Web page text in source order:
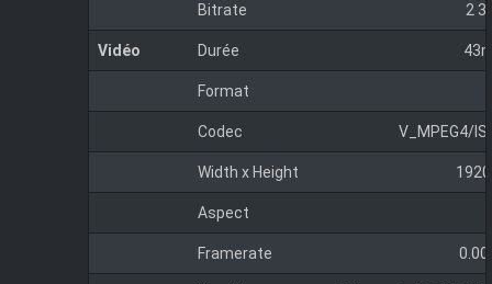
Bitrate 2
Vidéo Durée
Format
Codec V_MPEG4/
Width x Height
Aspect
Framerate